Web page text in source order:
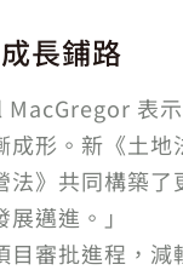
長鋪路
表
成形。新《土地
法》共同構築了
邁進。」
目審批進程，減